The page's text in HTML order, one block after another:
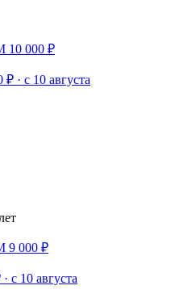
000 ₽
₽ · с 10 августа
000 ₽
· с 10 августа